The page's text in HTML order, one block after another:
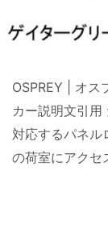
OSPREY | オ
カー説明文引
対応するパネル
の荷室にアクセ